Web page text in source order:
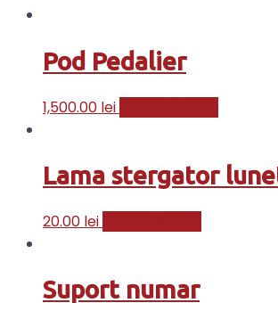
Pod Pedalier
1,500.00 lei
Lama stergator
20.00 lei
Suport numar